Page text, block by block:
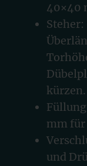
40×40
kürzen.
mm
und